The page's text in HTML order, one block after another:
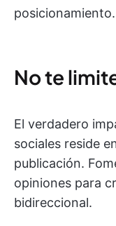
posicionamiento.
No te
El verdadero
sociales reside
publicación.
opiniones para
bidireccional.